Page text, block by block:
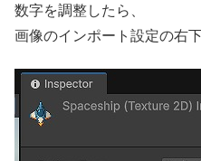
数字を調整したら、
画像のインポート設定の右